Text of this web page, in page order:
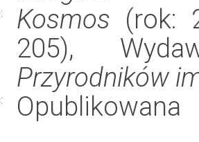
Kosmos (rok:
205),
Przyrodników
Opublikowana